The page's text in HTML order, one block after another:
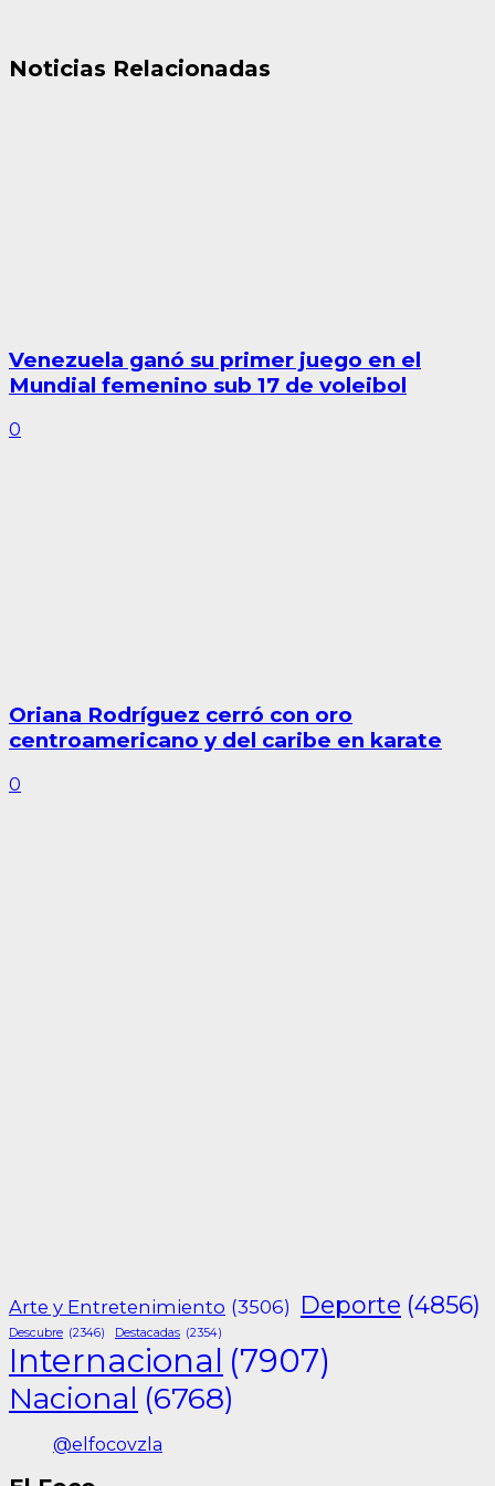
Noticias Relacionadas
Venezuela ganó su primer juego en el
Mundial femenino sub 17 de voleibol
0
Oriana Rodríguez cerró con oro
centroamericano y del caribe en karate
0
Arte y Entretenimiento (3506) Deporte (4856)
Descubre (2346) Destacadas (2354)
Internacional (7907)
Nacional (6768)
@elfocovzla